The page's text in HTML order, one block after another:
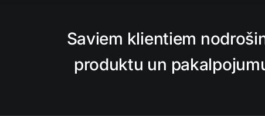
Saviem klientiem
produktu un